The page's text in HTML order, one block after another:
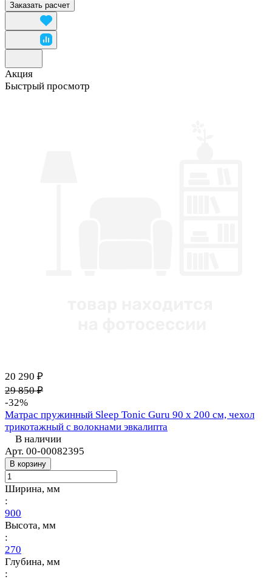
Заказать расчет
Акция
Быстрый просмотр
20 290 ₽
29 850 ₽
-32%
Матрас пружинный Sleep Tonic Guru 90 х 200 см, чехол
трикотажный с волокнами эвкалипта
В наличии
Арт. 00-00082395
В корзину
Ширина, мм
:
900
Высота, мм
:
270
Глубина, мм
: